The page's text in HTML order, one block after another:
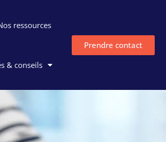
ressources
& conseils
Prendre contact